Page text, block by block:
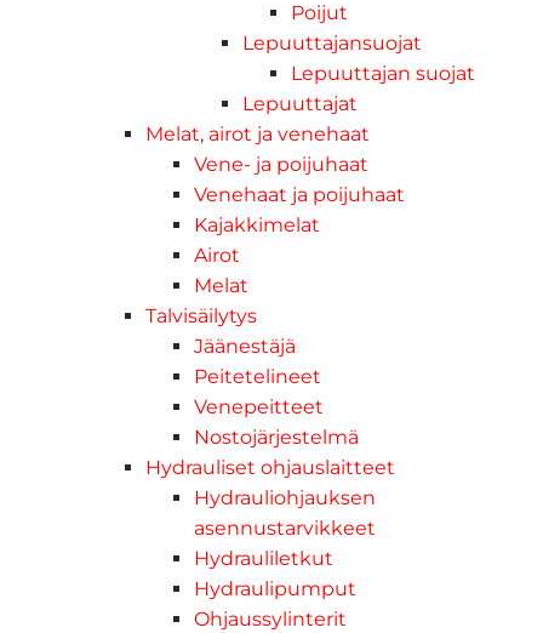
Poijut
Lepuuttajansuojat
Lepuuttajan suojat
Lepuuttajat
Melat, airot ja venehaat
Vene- ja poijuhaat
Venehaat ja poijuhaat
Kajakkimelat
Airot
Melat
Talvisäilytys
Jäänestäjä
Peitetelineet
Venepeitteet
Nostojärjestelmä
Hydrauliset ohjauslaitteet
Hydrauliohjauksen
asennustarvikkeet
Hydrauliletkut
Hydraulipumput
Ohjaussylinterit